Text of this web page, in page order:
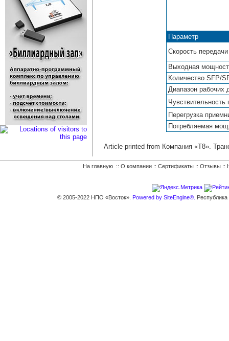
Параметр
Скорость передачи
Выходная
Количество SFP/
Диапазон рабочих
Перегрузка
Потребляемая
Article printed from Компания «Т8».
На главную :: О компании :: Сертификаты :: Отзывы ::
© 2005-2022 НПО «Восток». Powered by SiteEngine®.